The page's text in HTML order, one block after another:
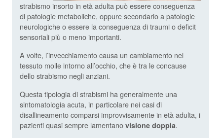
strabismo insorto in età adulta può essere conseguenza
di patologie metaboliche, oppure secondario a patologie
neurologiche o essere la conseguenza di traumi o deficit
sensoriali più o meno importanti.
A volte, l’invecchiamento causa un cambiamento nel
tessuto molle intorno all’occhio, che è tra le concause
dello strabismo negli anziani.
Questa tipologia di strabismi ha generalmente una
sintomatologia acuta, in particolare nei casi di
disallineamento comparsi improvvisamente in età adulta, i
pazienti quasi sempre lamentano visione doppia.